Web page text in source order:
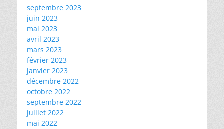
septembre 2023
juin 2023
mai 2023
avril 2023
mars 2023
février 2023
janvier 2023
décembre 2022
octobre 2022
septembre 2022
juillet 2022
mai 2022